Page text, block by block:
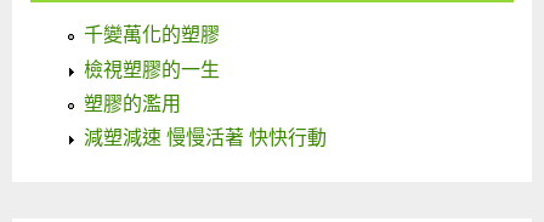
千變萬化的塑膠
檢視塑膠的一生
塑膠的濫用
減塑減速 慢慢活著 快快行動